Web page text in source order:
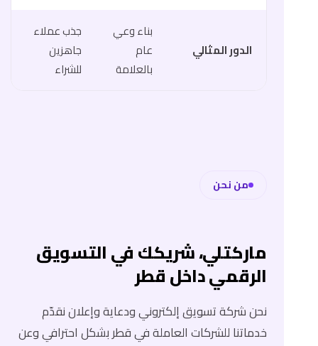
الدور المثالي
بناء وعي
عام
بالعلامة
جذب عملاء
جاهزين
للشراء
من نحن
ماركتلي، شريكك في التسويق
الرقمي داخل قطر
نحن شركة تسويق إلكتروني ودعاية وإعلان نقدّم
خدماتنا للشركات العاملة في قطر بشكل احترافي وعن